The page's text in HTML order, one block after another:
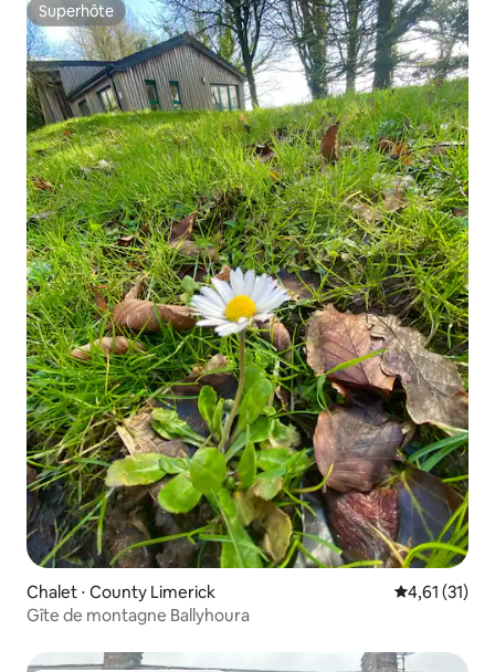
Superhôte
Superhôte
Chalet ⋅ County Limerick Évaluation
4,61 (31)
Gîte de montagne Ballyhoura